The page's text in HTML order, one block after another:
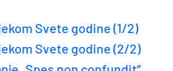
Svete godine (1/2)
Svete godine (2/2)